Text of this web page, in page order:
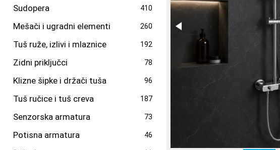
Sudopera 410
Mešači i ugradni elementi 260
Tuš ruže, izlivi i mlaznice 192
Zidni priključci 78
Klizne šipke i držači tuša 96
Tuš ručice i tuš creva 187
Senzorska armatura 73
Potisna armatura 46